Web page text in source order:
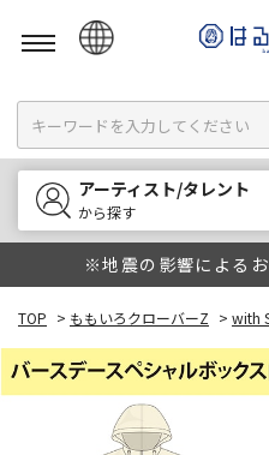
English
한국어
中文
アーティスト/タレント
から探す
※地震の影響による
TOP > ももいろクローバーZ > with